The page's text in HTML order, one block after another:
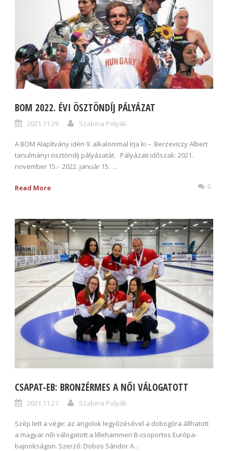
BOM 2022. ÉVI ÖSZTÖNDÍJ PÁLYÁZAT
2021.11.29 Szabina Polyák
A BOM Alapítvány idén 9. alkalommal írja ki – Berzeviczy Albert
tanulmányi ösztöndíj pályázatát. Pályázati időszak: 2021.
november 15.- 2022. január 15. ...
Read More 0
CSAPAT-EB: BRONZÉRMES A NŐI VÁLOGATOTT
2021.11.27 Szabina Polyák
Szép lett a vége: az angolok legyőzésével a dobogóra állhatott
a magyar női válogatott a lillehammeri B-csoportos Európa-
bajnokságon. Szerző: Dobos Sándor A...